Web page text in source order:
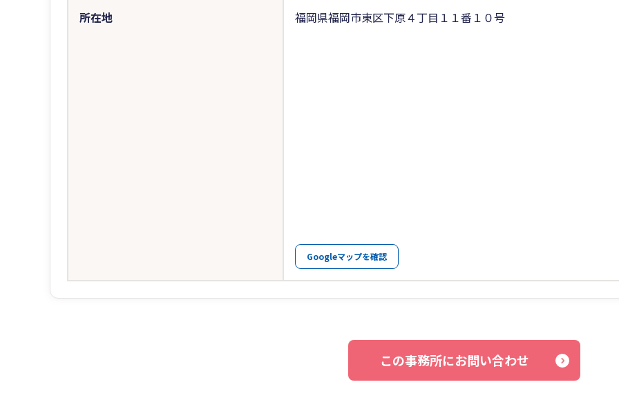
所在地 福岡県福岡市東区下原４丁目１１番１０号
Googleマップを確認
この事務所にお問い合わせ